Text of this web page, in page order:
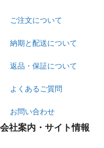
ご注文について
納期と配送について
返品・保証について
よくあるご質問
お問い合わせ
会社案内・サイト情報